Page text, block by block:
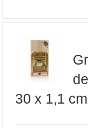
30 x 1,1 cm